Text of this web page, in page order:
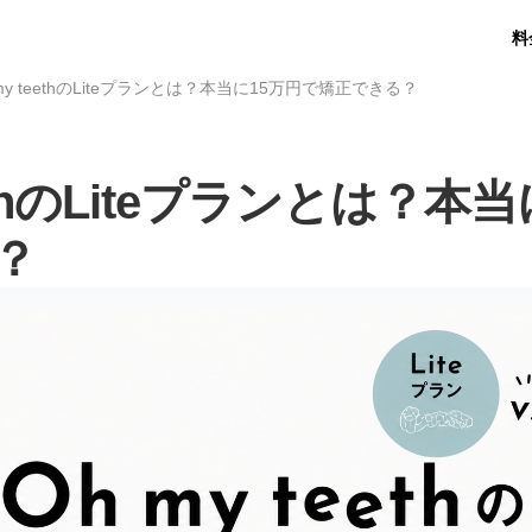
teethのLiteプランとは？本当に15万円で矯正できる？
Liteプランとは？本当